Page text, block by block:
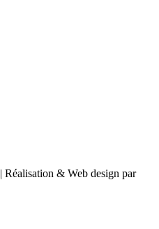
| Réalisation & Web design par